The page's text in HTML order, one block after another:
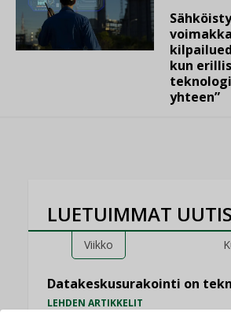
kun
yhteen”
LUETUIMMAT
Viikko
Datakeskusurakointi on
LEHDEN ARTIKKELIT